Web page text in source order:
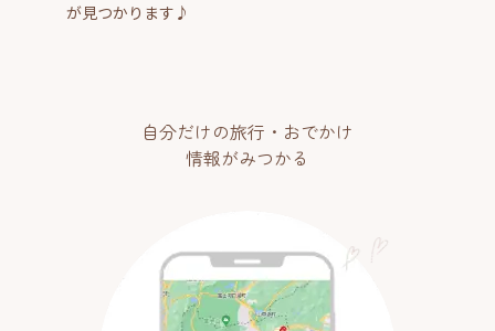
が見つかります♪
自分だけの旅行・おでかけ
情報がみつかる